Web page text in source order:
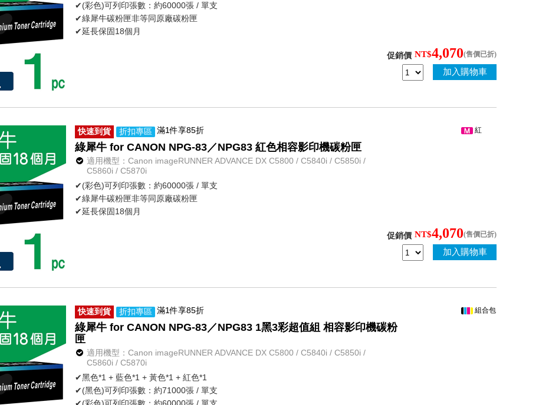
✔(彩色)可列印張數：約60000張 / 單支
✔綠犀牛碳粉匣非等同原廠碳粉匣
✔延長保固18個月
促銷價 NT$4,070(售價已折)
加入購物車
快速到貨 折扣專區 滿1件享85折
綠犀牛 for CANON NPG-83／NPG83 紅色相容影印機碳粉匣
適用機型：Canon imageRUNNER ADVANCE DX C5800 / C5840i / C5850i /
C5860i / C5870i
✔(彩色)可列印張數：約60000張 / 單支
✔綠犀牛碳粉匣非等同原廠碳粉匣
✔延長保固18個月
紅
促銷價 NT$4,070(售價已折)
加入購物車
快速到貨 折扣專區 滿1件享85折
綠犀牛 for CANON NPG-83／NPG83 1黑3彩超值組 相容影印機碳粉
匣
適用機型：Canon imageRUNNER ADVANCE DX C5800 / C5840i / C5850i /
C5860i / C5870i
✔黑色*1 + 藍色*1 + 黃色*1 + 紅色*1
✔(黑色)可列印張數：約71000張 / 單支
組合包